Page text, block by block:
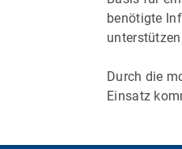
benötigte
Durch die
Einsatz